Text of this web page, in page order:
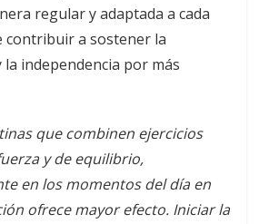
regular y adaptada a cada
contribuir a sostener la
independencia por más
que combinen ejercicios
y de equilibrio,
en los momentos del día en
ofrece mayor efecto. Iniciar la